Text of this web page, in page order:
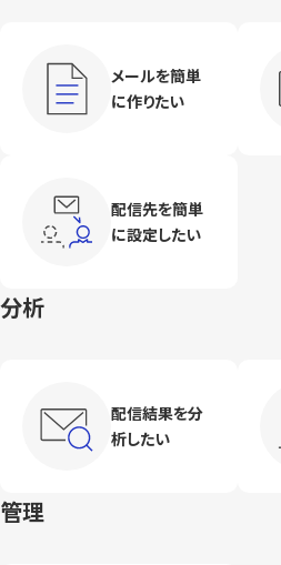
メールを簡単
に作りたい
配信先を簡単
に設定したい
分析
配信結果を分
析したい
管理